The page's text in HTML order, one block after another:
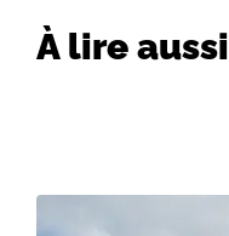
À lire aussi